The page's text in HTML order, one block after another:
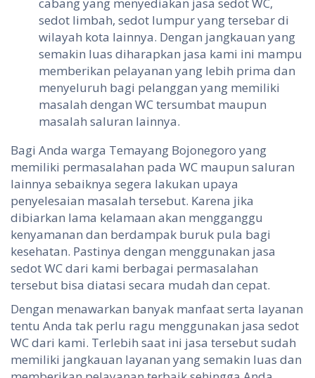
sedot limbah, sedot lumpur yang tersebar di
wilayah kota lainnya. Dengan jangkauan yang
semakin luas diharapkan jasa kami ini mampu
memberikan pelayanan yang lebih prima dan
menyeluruh bagi pelanggan yang memiliki
masalah dengan WC tersumbat maupun
masalah saluran lainnya.
Bagi Anda warga Temayang Bojonegoro yang
memiliki permasalahan pada WC maupun saluran
lainnya sebaiknya segera lakukan upaya
penyelesaian masalah tersebut. Karena jika
dibiarkan lama kelamaan akan mengganggu
kenyamanan dan berdampak buruk pula bagi
kesehatan. Pastinya dengan menggunakan jasa
sedot WC dari kami berbagai permasalahan
tersebut bisa diatasi secara mudah dan cepat.
Dengan menawarkan banyak manfaat serta layanan
tentu Anda tak perlu ragu menggunakan jasa sedot
WC dari kami. Terlebih saat ini jasa tersebut sudah
memiliki jangkauan layanan yang semakin luas dan